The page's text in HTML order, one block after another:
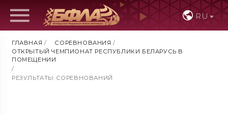
RU
ГЛАВНАЯ / СОРЕВНОВАНИЯ /
ОТКРЫТЫЙ ЧЕМПИОНАТ РЕСПУБЛИКИ БЕЛАРУСЬ В
ПОМЕЩЕНИИ
/
РЕЗУЛЬТАТЫ СОРЕВНОВАНИЙ